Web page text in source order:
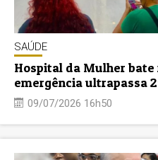
SAÚDE
Hospital da Mulher bate
emergência ultrapassa
09/07/2026 16h50